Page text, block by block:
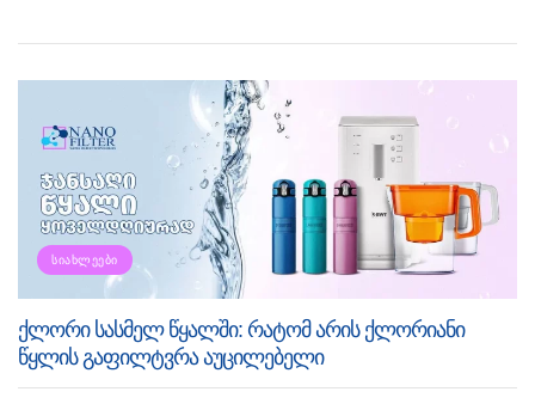
ᲡᲘᲐᲮᲚᲔᲔᲑᲘ
ქლორი სასმელ წყალში: რატომ არის ქლორიანი
წყლის გაფილტვრა აუცილებელი